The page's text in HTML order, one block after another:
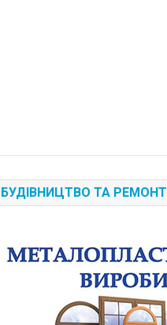
БУДІВНИЦТВО ТА РЕМОНТ